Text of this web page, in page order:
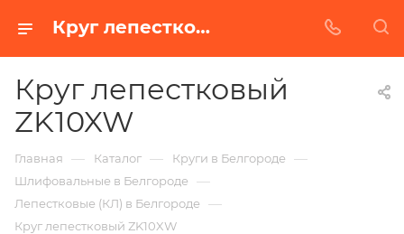
Круг лепестковый ZK10XW в Белгороде | Купить по недорогой цене от Абразивного Завода
Круг лепестковый
ZK10XW
Главная — Каталог — Круги в Белгороде —
Шлифовальные в Белгороде —
Лепестковые (КЛ) в Белгороде —
Круг лепестковый ZK10XW